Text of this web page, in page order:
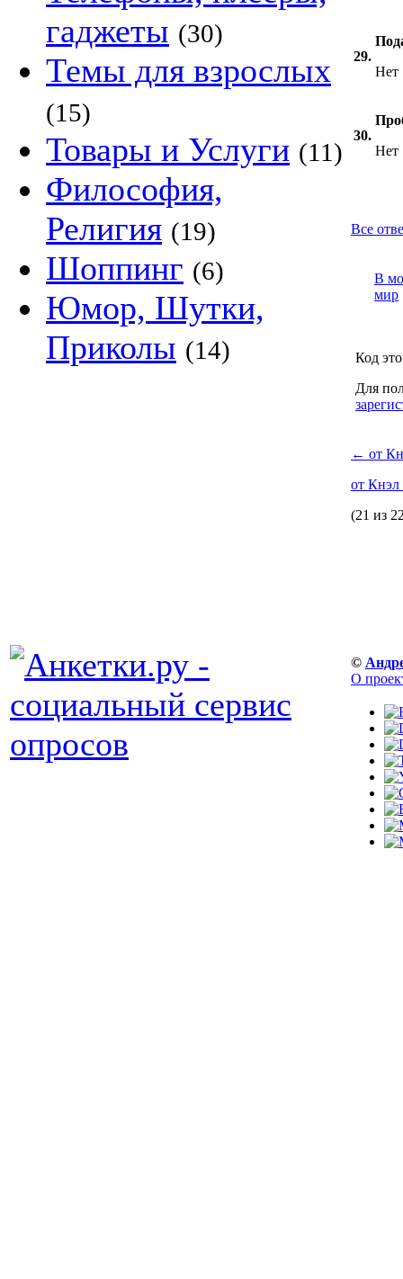
гаджеты (30)
Темы для взрослых
(15)
Товары и Услуги (11)
Философия,
Религия (19)
Шоппинг (6)
Юмор, Шутки,
Приколы (14)
29.
Нет
30.
Нет
Все
В
мир
Код
Для
← от
от
(21 из
©
О